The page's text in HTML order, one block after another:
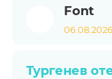
Font
06.08.2026
Тургенев